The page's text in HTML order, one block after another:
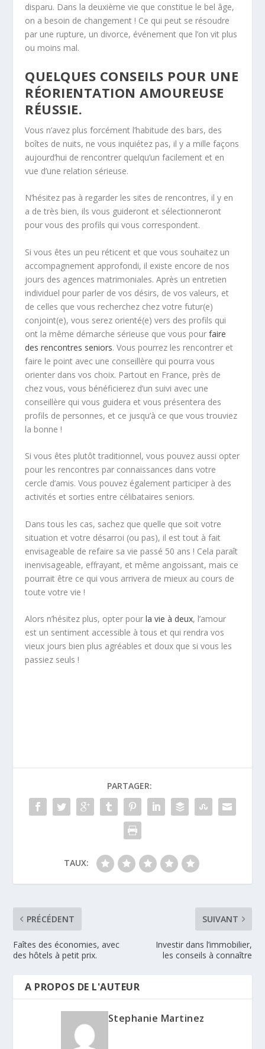
disparu. Dans la deuxième vie que constitue le bel âge,
on a besoin de changement ! Ce qui peut se résoudre
par une rupture, un divorce, événement que l’on vit plus
ou moins mal.
QUELQUES CONSEILS POUR UNE
RÉORIENTATION AMOUREUSE
RÉUSSIE.
Vous n’avez plus forcément l’habitude des bars, des
boîtes de nuits, ne vous inquiétez pas, il y a mille façons
aujourd’hui de rencontrer quelqu’un facilement et en
vue d’une relation sérieuse.
N’hésitez pas à regarder les sites de rencontres, il y en
a de très bien, ils vous guideront et sélectionneront
pour vous des profils qui vous correspondent.
Si vous êtes un peu réticent et que vous souhaitez un
accompagnement approfondi, il existe encore de nos
jours des agences matrimoniales. Après un entretien
individuel pour parler de vos désirs, de vos valeurs, et
de celles que vous recherchez chez votre futur(e)
conjoint(e), vous serez orienté(e) vers des profils qui
ont la même démarche sérieuse que vous pourfaire
des rencontres seniors. Vous pourrez les rencontrer et
faire le point avec une conseillère qui pourra vous
orienter dans vos choix. Partout en France, près de
chez vous, vous bénéficierez d’un suivi avec une
conseillère qui vous guidera et vous présentera des
profils de personnes, et ce jusqu’à ce que vous trouviez
la bonne !
Si vous êtes plutôt traditionnel, vous pouvez aussi opter
pour les rencontres par connaissances dans votre
cercle d’amis. Vous pouvez également participer à des
activités et sorties entre célibataires seniors.
Dans tous les cas, sachez que quelle que soit votre
situation et votre désarroi (ou pas), il est tout à fait
envisageable de refaire sa vie passé 50 ans ! Cela paraît
inenvisageable, effrayant, et même angoissant, mais ce
pourrait être ce qui vous arrivera de mieux au cours de
toute votre vie !
Alors n’hésitez plus, opter pourla vie à deux, l’amour
est un sentiment accessible à tous et qui rendra vos
vieux jours bien plus agréables et doux que si vous les
passiez seuls !
PARTAGER:
TAUX:
PRÉCÉDENT
Faîtes des économies, avec
des hôtels à petit prix.
SUIVANT
Investir dans l’immobilier,
les conseils à connaître
A PROPOS DE L'AUTEUR
Stephanie Martinez